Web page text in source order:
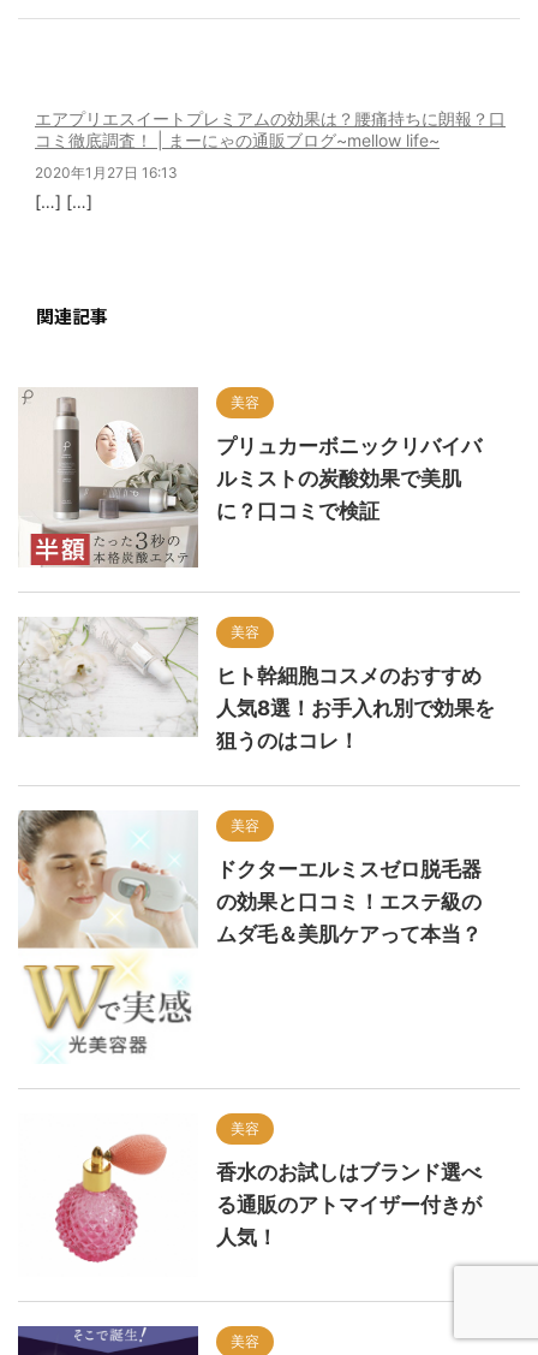
エアプリエスイートプレミアムの効果は？腰痛持ちに朗報？口
コミ徹底調査！ | まーにゃの通販ブログ~mellow life~
2020年1月27日 16:13
[…] […]
関連記事
美容
プリュカーボニックリバイバ
ルミストの炭酸効果で美肌
に？口コミで検証
美容
ヒト幹細胞コスメのおすすめ
人気8選！お手入れ別で効果を
狙うのはコレ！
美容
ドクターエルミスゼロ脱毛器
の効果と口コミ！エステ級の
ムダ毛＆美肌ケアって本当？
美容
香水のお試しはブランド選べ
る通販のアトマイザー付きが
人気！
美容